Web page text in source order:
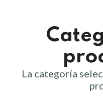
La categoría